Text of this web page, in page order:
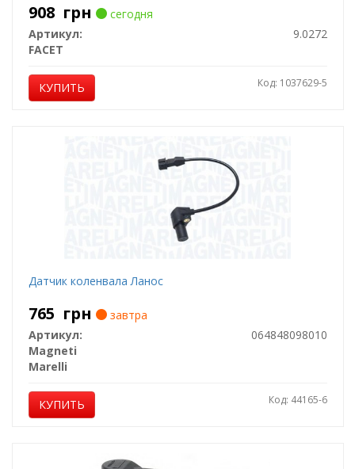
908 грн
сегодня
Артикул:
9.0272
FACET
КУПИТЬ Код: 1037629-5
Датчик коленвала Ланос
765 грн
завтра
Артикул:
064848098010
Magneti
Marelli
КУПИТЬ Код: 44165-6